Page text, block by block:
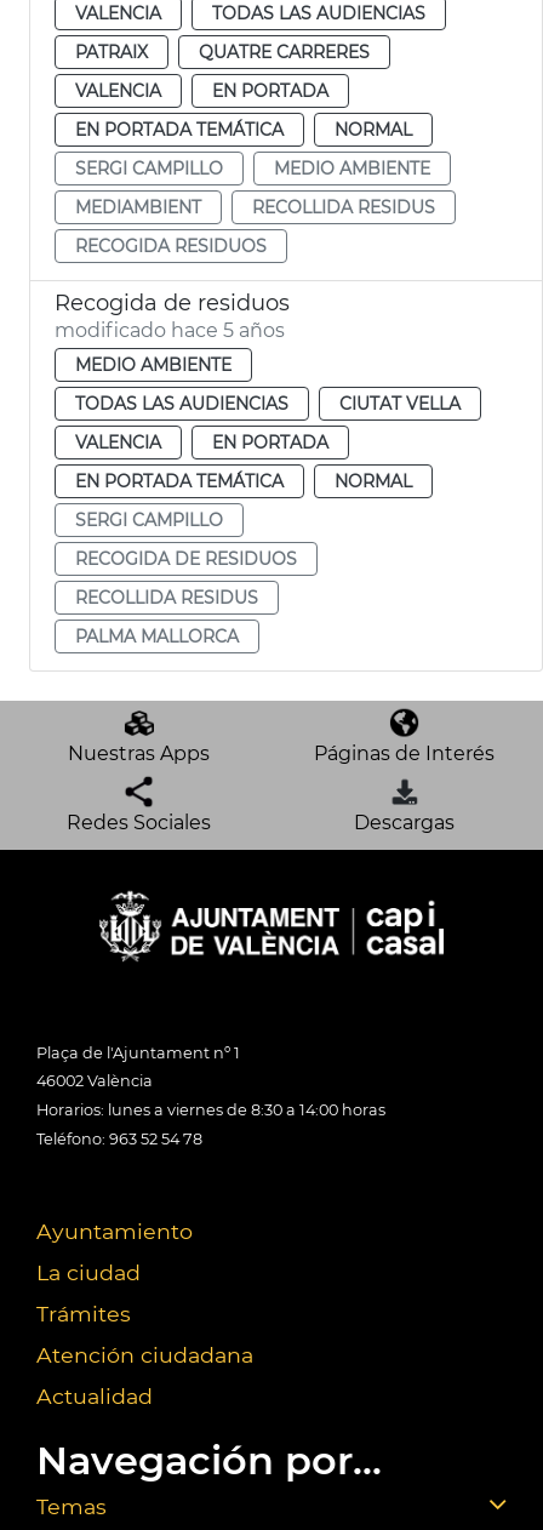
VALENCIA
TODAS LAS AUDIENCIAS
PATRAIX
QUATRE CARRERES
VALENCIA
EN PORTADA
EN PORTADA TEMÁTICA
NORMAL
SERGI CAMPILLO
MEDIO AMBIENTE
MEDIAMBIENT
RECOLLIDA RESIDUS
RECOGIDA RESIDUOS
Recogida de residuos
modificado hace 5 años
MEDIO AMBIENTE
TODAS LAS AUDIENCIAS
CIUTAT VELLA
VALENCIA
EN PORTADA
EN PORTADA TEMÁTICA
NORMAL
SERGI CAMPILLO
RECOGIDA DE RESIDUOS
RECOLLIDA RESIDUS
PALMA MALLORCA
Nuestras Apps Páginas de Interés
Redes Sociales Descargas
Plaça de l'Ajuntament nº 1
46002 València
Horarios: lunes a viernes de 8:30 a 14:00 horas
Teléfono: 963 52 54 78
Ayuntamiento
La ciudad
Trámites
Atención ciudadana
Actualidad
Navegación por...
Temas